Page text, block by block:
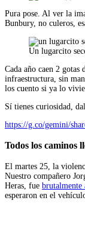
Pura pose. Al ver la
Bunbury, no culeros,
Un lugarcito
Cada año caen 2 gotas
infraestructura, sin
los cuento si ya lo
Sí tienes curiosidad,
https://g.co/gemini/
Todos los caminos
El martes 25, la
Nuestro compañero
Heras, fue brutalmente
esperaron en el